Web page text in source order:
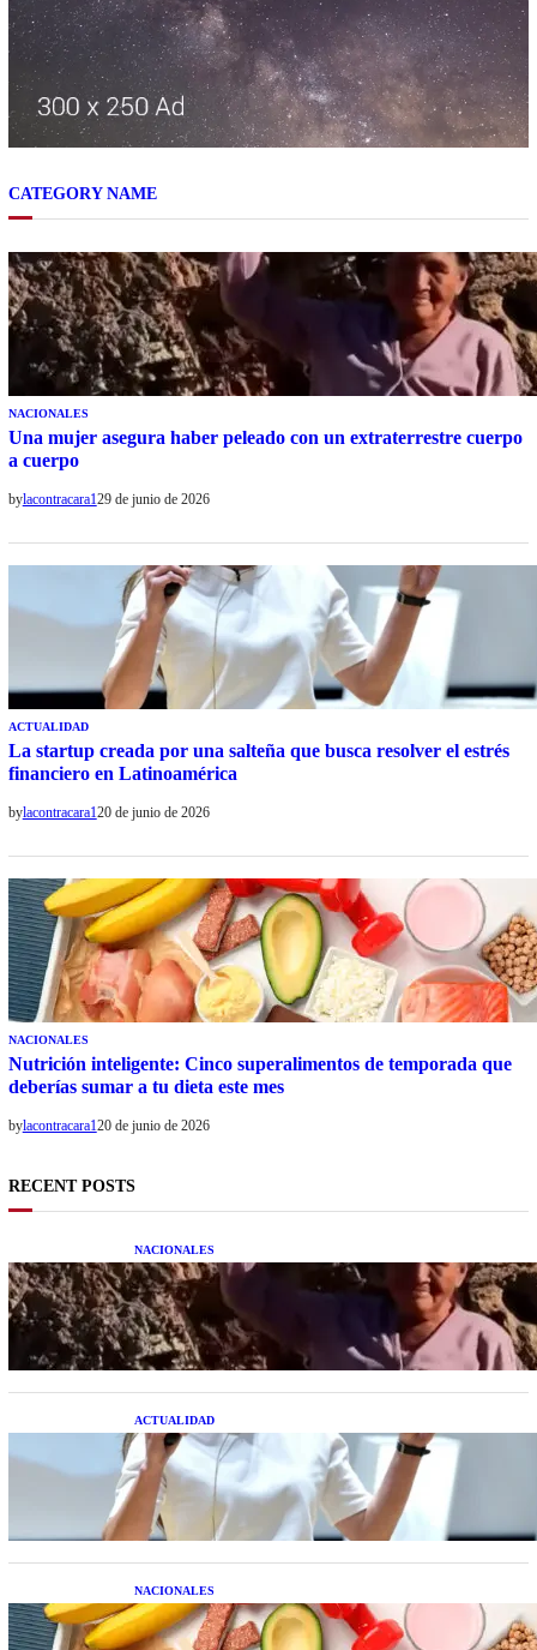
CATEGORY NAME
NACIONALES
Una mujer asegura haber peleado con un extraterrestre cuerpo
a cuerpo
bylacontracara129 de junio de 2026
ACTUALIDAD
La startup creada por una salteña que busca resolver el estrés
financiero en Latinoamérica
bylacontracara120 de junio de 2026
NACIONALES
Nutrición inteligente: Cinco superalimentos de temporada que
deberías sumar a tu dieta este mes
bylacontracara120 de junio de 2026
RECENT POSTS
NACIONALES
Una mujer asegura haber peleado con un
extraterrestre cuerpo a cuerpo
ACTUALIDAD
La startup creada por una salteña que busca
resolver el estrés financiero en Latinoamérica
NACIONALES
Nutrición inteligente: Cinco superalimentos de
temporada que deberías sumar a tu dieta este mes